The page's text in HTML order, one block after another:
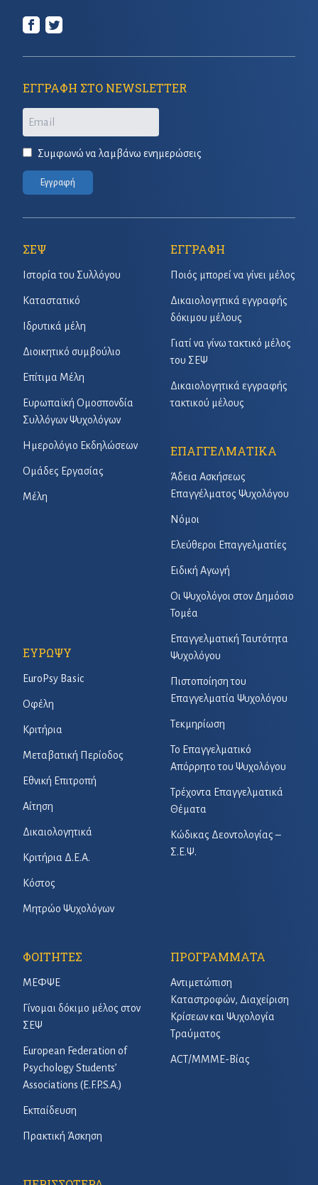
ΕΓΓΡΑΦΗ ΣΤΟ NEWSLETTER
Email
Συμφωνώ να λαμβάνω ενημερώσεις
Εγγραφή
ΣΕΨ
Ιστορία του Συλλόγου
Καταστατικό
Ιδρυτικά μέλη
Διοικητικό συμβούλιο
Επίτιμα Μέλη
Ευρωπαϊκή Ομοσπονδία
Συλλόγων Ψυχολόγων
Ημερολόγιο Εκδηλώσεων
Ομάδες Εργασίας
Μέλη
ΕΓΓΡΑΦΗ
Ποιός μπορεί να γίνει μέλος
Δικαιολογητικά εγγραφής
δόκιμου μέλους
Γιατί να γίνω τακτικό μέλος
του ΣΕΨ
Δικαιολογητικά εγγραφής
τακτικού μέλους
ΕΠΑΓΓΕΛΜΑΤΙΚΑ
Άδεια Ασκήσεως
Επαγγέλματος Ψυχολόγου
Νόμοι
Ελεύθεροι Επαγγελματίες
Ειδική Αγωγή
Οι Ψυχολόγοι στον Δημόσιο
Τομέα
Επαγγελματική Ταυτότητα
Ψυχολόγου
Πιστοποίηση του
Επαγγελματία Ψυχολόγου
Τεκμηρίωση
Το Επαγγελματικό
Απόρρητο του Ψυχολόγου
Τρέχοντα Επαγγελματικά
Θέματα
Κώδικας Δεοντολογίας –
Σ.Ε.Ψ.
ΕΥΡΩΨΥ
EuroPsy Basic
Οφέλη
Κριτήρια
Μεταβατική Περίοδος
Εθνική Επιτροπή
Αίτηση
Δικαιολογητικά
Κριτήρια Δ.Ε.Α.
Κόστος
Μητρώο Ψυχολόγων
ΦΟΙΤΗΤΕΣ
ΜΕΦΨΕ
Γίνομαι δόκιμο μέλος στον
ΣΕΨ
European Federation of
Psychology Students’
Associations (E.F.P.S.A.)
Εκπαίδευση
Πρακτική Άσκηση
ΠΡΟΓΡΑΜΜΑΤΑ
Αντιμετώπιση
Καταστροφών, Διαχείριση
Κρίσεων και Ψυχολογία
Τραύματος
ACT/ΜΜΜΕ-Βίας